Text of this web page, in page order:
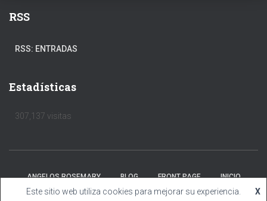
RSS
RSS: ENTRADAS
Estadísticas
307,137 visitas
ANGELOS ROSEMARY BLOG FRONT PAGE INICIO
Este sitio web utiliza cookies para mejorar su experiencia.
X